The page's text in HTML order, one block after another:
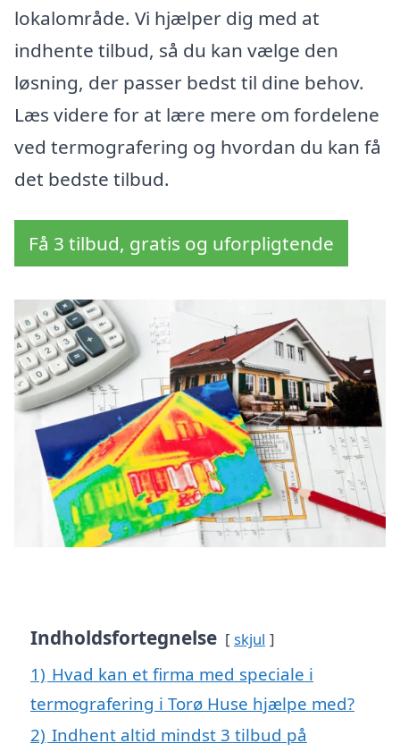
lokalområde. Vi hjælper dig med at
indhente tilbud, så du kan vælge den
løsning, der passer bedst til dine behov.
Læs videre for at lære mere om fordelene
ved termografering og hvordan du kan få
det bedste tilbud.
Få 3 tilbud, gratis og uforpligtende
Indholdsfortegnelse skjul
1) Hvad kan et firma med speciale i
termografering i Torø Huse hjælpe med?
2) Indhent altid mindst 3 tilbud på